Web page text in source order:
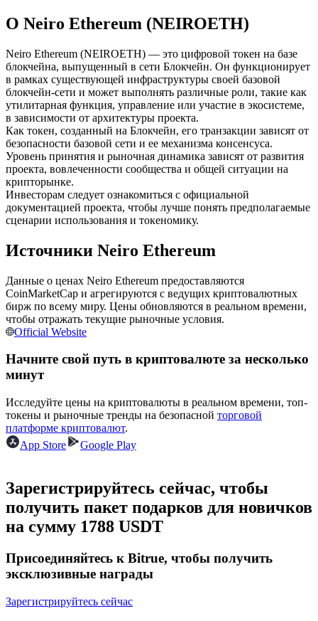
USDC фьючерсы
Фьючерсы с использованием USDC в качестве
обеспечения
Копирование торговли
Присоединяйтесь к лучшим трейдерам
Станьте копи-трейдером
за копи-трейдинг
О Neiro Ethereum (NEIROETH)
Neiro Ethereum (NEIROETH) — это цифровой токен на базе
блокчейна, выпущенный в сети Блокчейн. Он функционирует
в рамках существующей инфраструктуры своей базовой
блокчейн-сети и может выполнять различные роли, такие как
утилитарная функция, управление или участие в экосистеме,
в зависимости от архитектуры проекта.
Как токен, созданный на Блокчейн, его транзакции зависят от
безопасности базовой сети и ее механизма консенсуса.
Уровень принятия и рыночная динамика зависят от развития
проекта, вовлеченности сообщества и общей ситуации на
крипторынке.
Инвесторам следует ознакомиться с официальной
документацией проекта, чтобы лучше понять предполагаемые
сценарии использования и токеномику.
Источники Neiro Ethereum
Данные о ценах Neiro Ethereum предоставляются
CoinMarketCap и агрегируются с ведущих криптовалютных
бирж по всему миру. Цены обновляются в реальном времени,
чтобы отражать текущие рыночные условия.
Official Website
Начните свой путь в криптовалюте за несколько
минут
Исследуйте цены на криптовалюты в реальном времени, топ-
токены и рыночные тренды на безопасной торговой
платформе криптовалют.
App Store
Google Play
Зарегистрируйтесь сейчас, чтобы
получить пакет подарков для новичков
на сумму 1788 USDT
Присоединяйтесь к Bitrue, чтобы получить
эксклюзивные награды
Зарегистрируйтесь сейчас